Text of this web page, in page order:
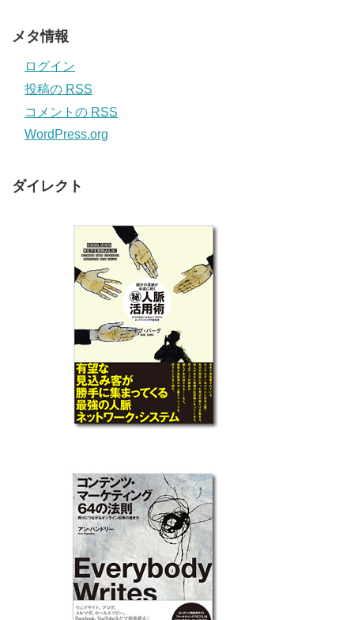
メタ情報
ログイン
投稿の RSS
コメントの RSS
WordPress.org
ダイレクト